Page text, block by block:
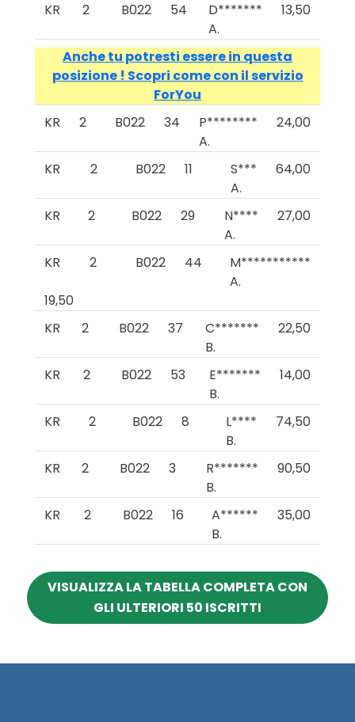
KR
2 B022 54
D*******
A.
13,50
Anche tu potresti essere in questa
posizione ! Scopri come con il servizio
ForYou
KR
2 B022 34
P********
A.
24,00
KR 2 B022 11
S***
A.
64,00
KR 2 B022 29
N****
A.
27,00
KR 2 B022 44
M***********
A.
19,50
KR
2 B022 37
C*******
B.
22,50
KR 2 B022 53
E*******
B.
14,00
KR 2 B022 8
L****
B.
74,50
KR 2 B022 3
R*******
B.
90,50
KR 2 B022 16
A******
B.
35,00
VISUALIZZA LA TABELLA COMPLETA CON
GLI ULTERIORI 50 ISCRITTI